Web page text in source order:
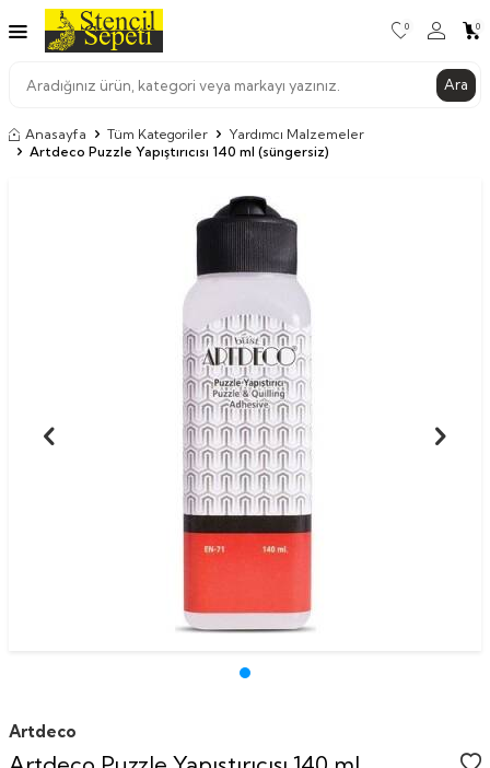
Ara
0 0
Anasayfa Tüm Kategoriler
Yardımcı Malzemeler
Artdeco Puzzle Yapıştırıcısı 140 ml (süngersiz)
Artdeco